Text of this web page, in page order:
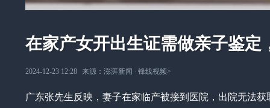
在家产女开出生证需做亲子鉴定
2024-12-23 12:28 来源： 澎湃新闻 ∙ 锋线视频>
广东张先生反映，妻子在家临产被接到医院，出院无法